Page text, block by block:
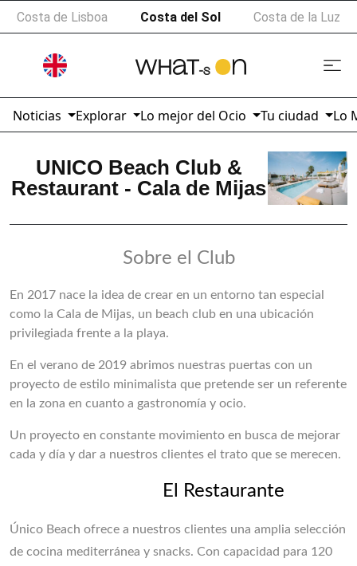
Costa de Lisboa Costa de la Luz
Costa del Sol
Noticias Explorar Lo mejor del Ocio Tu ciudad Lo
UNICO Beach Club &
Restaurant - Cala de Mijas
Sobre el Club
En 2017 nace la idea de crear en un entorno tan especial
como la Cala de Mijas, un beach club en una ubicación
privilegiada frente a la playa.
En el verano de 2019 abrimos nuestras puertas con un
proyecto de estilo minimalista que pretende ser un referente
en la zona en cuanto a gastronomía y ocio.
Un proyecto en constante movimiento en busca de mejorar
cada y día y dar a nuestros clientes el trato que se merecen.
El Restaurante
Único Beach ofrece a nuestros clientes una amplia selección
de cocina mediterránea y snacks. Con capacidad para 120